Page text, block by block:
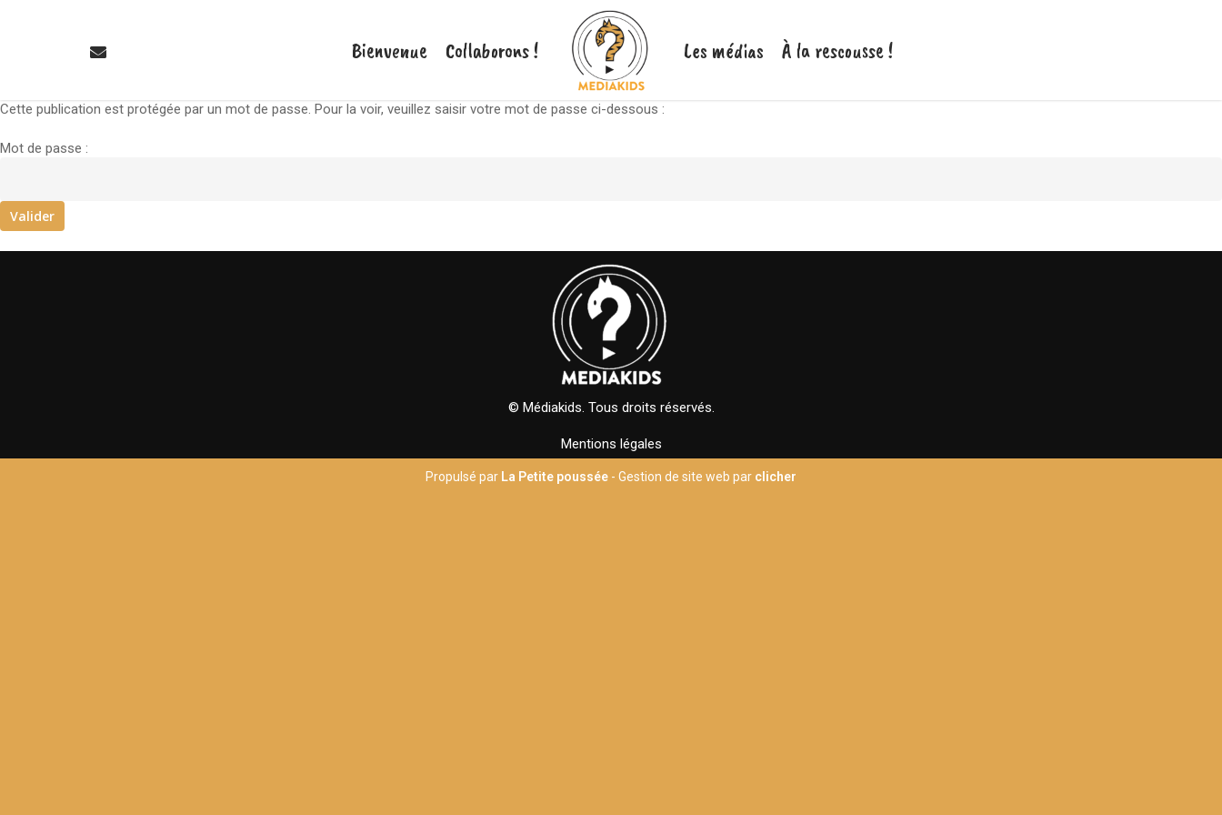
Bienvenue Collaborons ! Les médias À la rescousse !
Cette publication est protégée par un mot de passe. Pour la voir, veuillez saisir votre mot de passe ci-dessous :
Mot de passe :
© Médiakids. Tous droits réservés.
Mentions légales
Propulsé par La Petite poussée - Gestion de site web par clicher